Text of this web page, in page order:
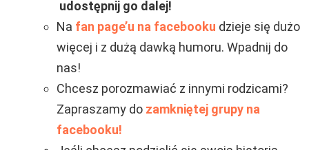
udostępnij go dalej!
Na fan page’u na facebooku dzieje się dużo
więcej i z dużą dawką humoru. Wpadnij do
nas!
Chcesz porozmawiać z innymi rodzicami?
Zapraszamy do zamkniętej grupy na
facebooku!